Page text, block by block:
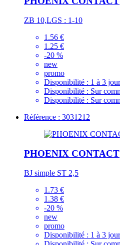
ZB 10,LGS : 1-10
1.56 €
1.25 €
-20 %
new
promo
Disponibilité : 1 à 3
Disponibilité : Sur
Disponibilité : Sur
Référence : 3031212
PHOENIX CONTACT
BJ simple ST 2,5
1.73 €
1.38 €
-20 %
new
promo
Disponibilité : 1 à 3